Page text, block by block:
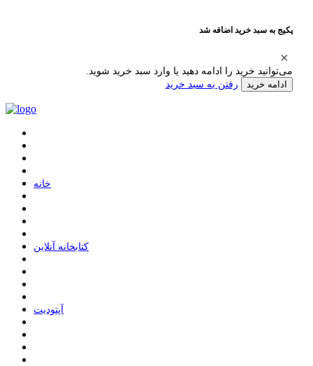
پکیج به سبد خرید اضافه شد
می‌توانید خرید را ادامه دهید یا وارد سبد خرید شوید.
ادامه خرید رفتن به سبد خرید
ﺧﺎﻧﻪ
ﮐﺘﺎﺑﺨﺎﻧﻪ ﺁﻧﻼﯾﻦ
ﺁﭘﺘﻮﺩﯾﺖ